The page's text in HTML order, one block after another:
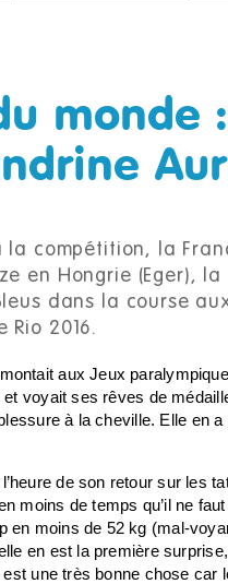
monde
la compétition, la
en Hongrie (Eger),
dans la course
Rio 2016.
aux Jeux
voyait ses rêves de
à la cheville. Elle en
de son retour sur les
moins de temps qu’il ne
en moins de 52 kg (mal-
en est la première
une très bonne chose car